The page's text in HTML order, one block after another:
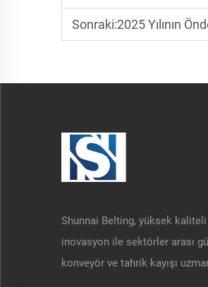
Sonraki:2025 Yılının
Shunnai Belting, yüksek
inovasyon ile sektörler arası
konveyör ve tahrik kayışı